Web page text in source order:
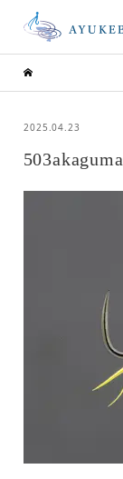
2025.04.23
503akaguma